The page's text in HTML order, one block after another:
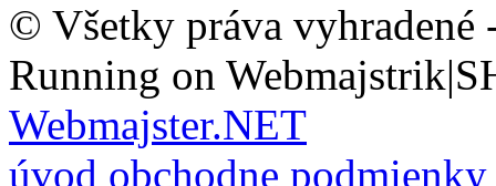
© Všetky práva vyhradené
Running on
Webmajster.NET
úvod obchodne podmienky